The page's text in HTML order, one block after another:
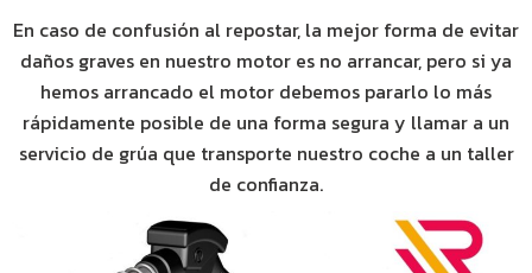
En caso de confusión al repostar, la mejor forma de evitar
daños graves en nuestro motor es no arrancar, pero si ya
hemos arrancado el motor debemos pararlo lo más
rápidamente posible de una forma segura y llamar a un
servicio de grúa que transporte nuestro coche a un taller
de confianza.